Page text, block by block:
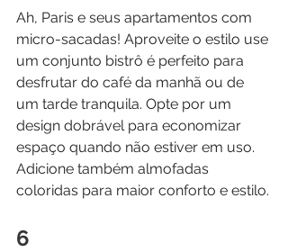
Ah, Paris e seus apartamentos com
micro-sacadas! Aproveite o estilo use
um conjunto bistrô é perfeito para
desfrutar do café da manhã ou de
um tarde tranquila. Opte por um
design dobrável para economizar
espaço quando não estiver em uso.
Adicione também almofadas
coloridas para maior conforto e estilo.
6